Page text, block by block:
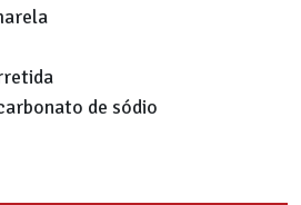
de sódio